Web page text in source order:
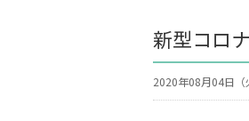
新型コロ
2020年08月04日（